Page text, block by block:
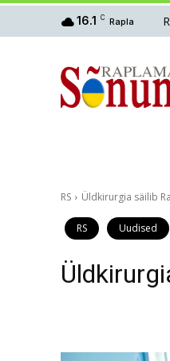
16.1 C Rapla
RS Üldkirurgia säilib
RS Uudised